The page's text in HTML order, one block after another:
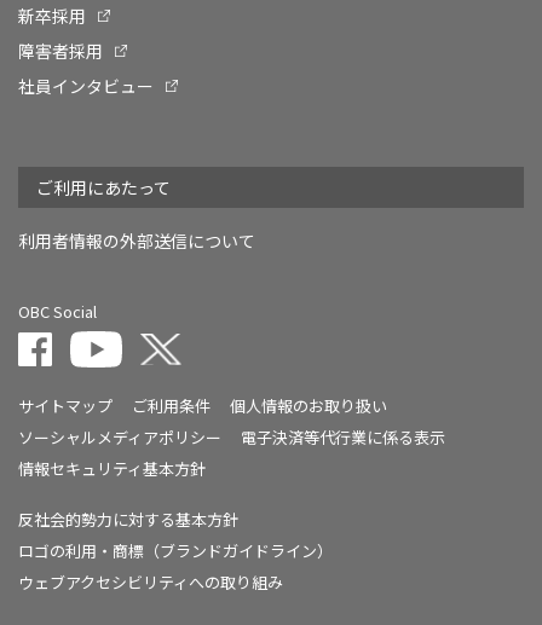
新卒採用
障害者採用
社員インタビュー
ご利用にあたって
利用者情報の外部送信について
OBC Social
サイトマップ ご利用条件
個人情報のお取り扱い
ソーシャルメディアポリシー
電子決済等代行業に係る表示
情報セキュリティ基本方針
反社会的勢力に対する基本方針
ロゴの利用・商標（ブランドガイドライン）
ウェブアクセシビリティへの取り組み